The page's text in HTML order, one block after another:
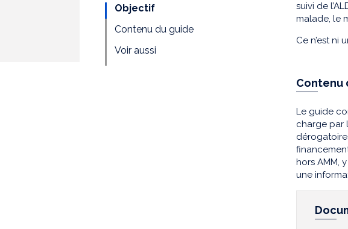
Objectif
Contenu du guide
Voir aussi
suivi de
malade, le
Ce n’est ni
Contenu
Le guide
charge par
hors AMM,
une